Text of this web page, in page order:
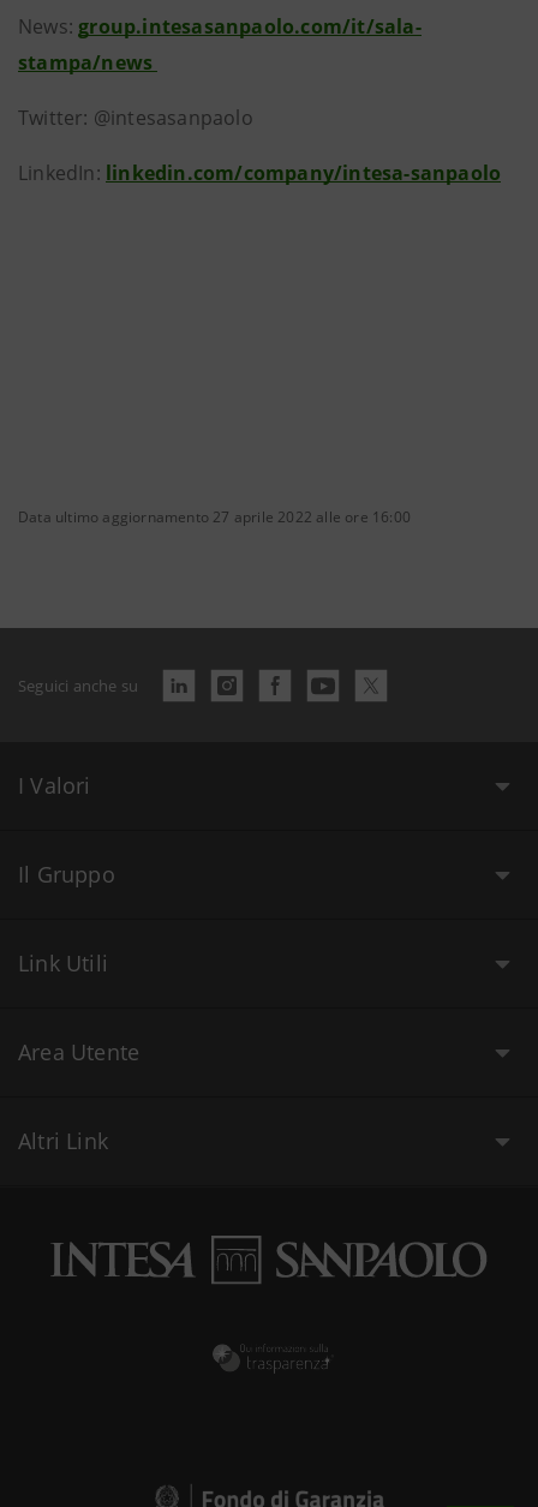
News: group.intesasanpaolo.com/it/sala-
stampa/news
Twitter: @intesasanpaolo
LinkedIn: linkedin.com/company/intesa-sanpaolo
Data ultimo aggiornamento 27 aprile 2022 alle ore 16:00
Seguici anche su
I Valori
Il Gruppo
Link Utili
Area Utente
Altri Link